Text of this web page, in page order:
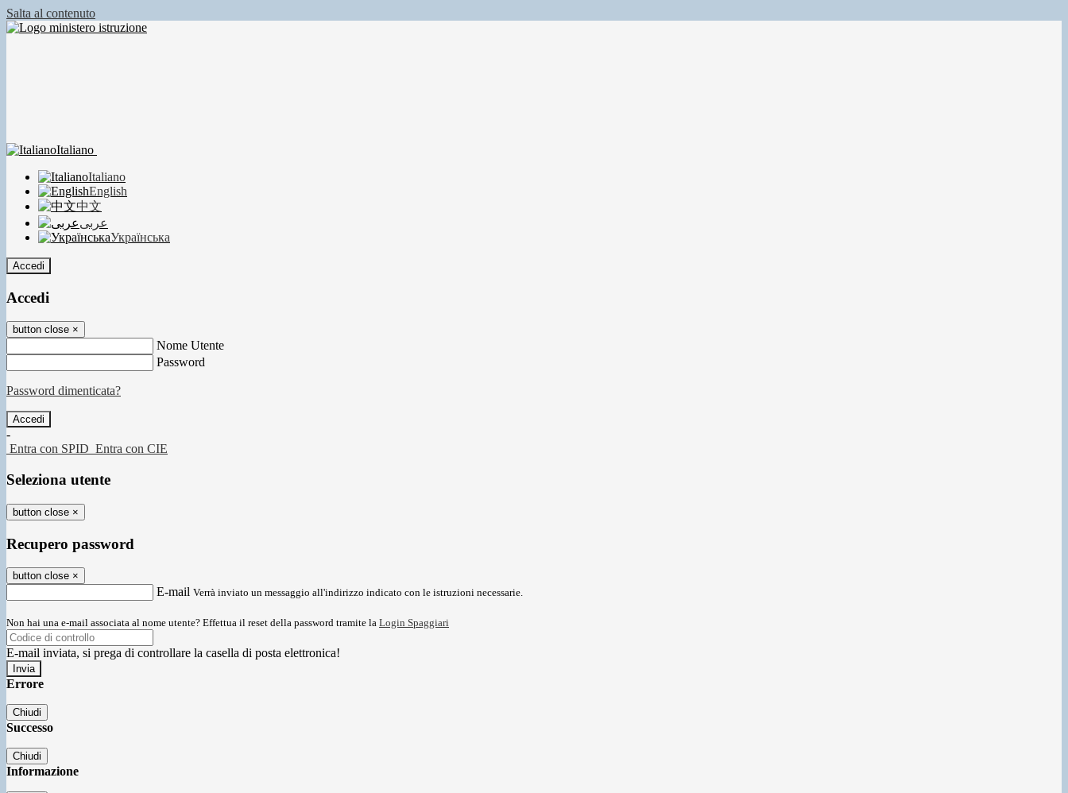
Salta al contenuto
Italiano
Italiano
English
中文
عربى
Українська
Accedi
Accedi
button close ×
Nome Utente
Password
Password dimenticata?
-
Entra con SPID Entra con CIE
Seleziona utente
button close ×
Recupero password
button close ×
E-mail Verrà inviato un messaggio all'indirizzo indicato con le istruzioni necessarie.
Non hai una e-mail associata al nome utente? Effettua il reset della password tramite la Login Spaggiari
E-mail inviata, si prega di controllare la casella di posta elettronica!
Errore
Chiudi
Successo
Chiudi
Informazione